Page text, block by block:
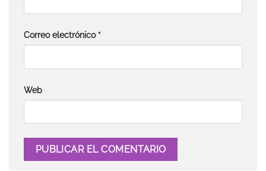
Correo electrónico *
Web